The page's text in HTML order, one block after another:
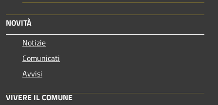
NOVITÀ
Notizie
Comunicati
Avvisi
VIVERE IL COMUNE